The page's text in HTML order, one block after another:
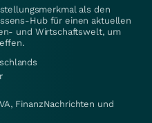
als den
Hub für einen aktuellen
und Wirtschaftswelt, um
FinanzNachrichten und